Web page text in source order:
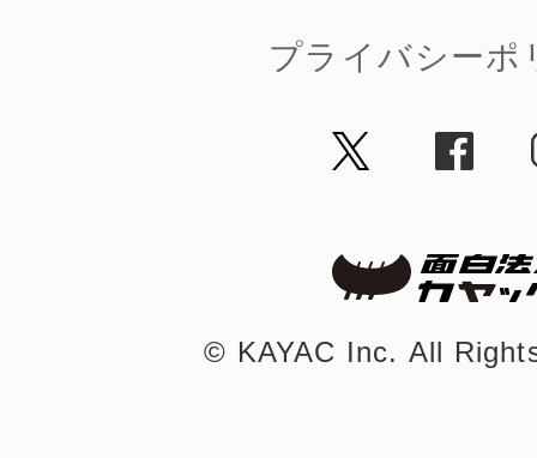
プライバシーポ
©︎ KAYAC Inc. All